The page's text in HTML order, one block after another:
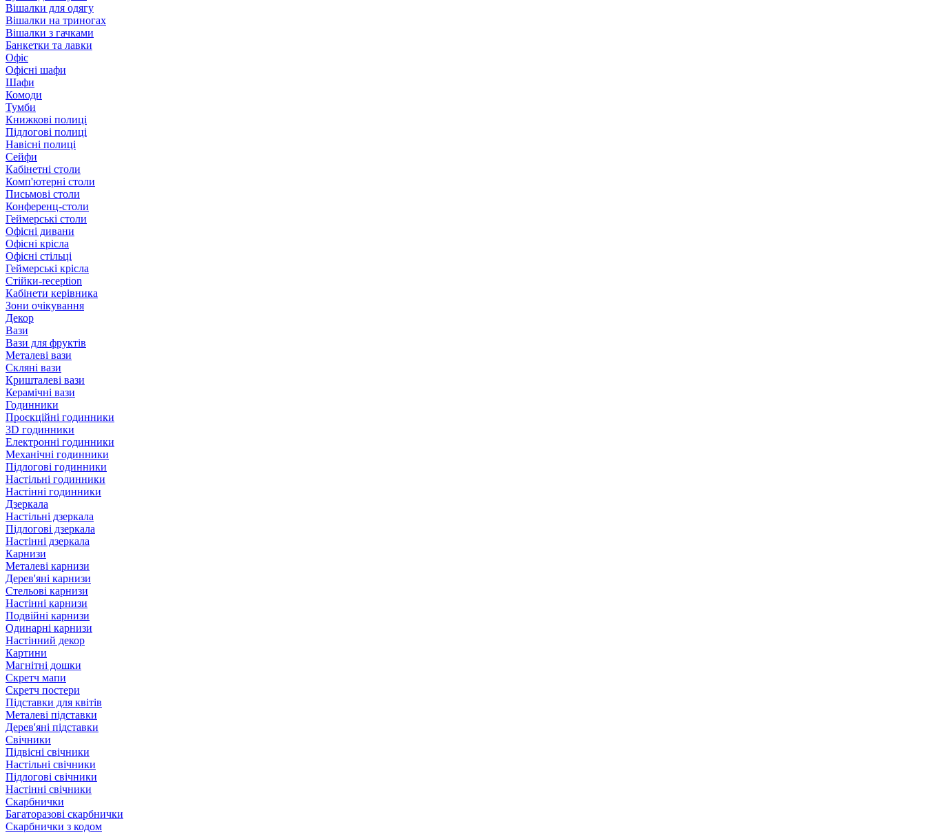
Вішалки для одягу
Вішалки на триногах
Вішалки з гачками
Банкетки та лавки
Офіс
Офісні шафи
Шафи
Комоди
Тумби
Книжкові полиці
Підлогові полиці
Навісні полиці
Сейфи
Кабінетні столи
Комп'ютерні столи
Письмові столи
Конференц-столи
Геймерські столи
Офісні дивани
Офісні крісла
Офісні стільці
Геймерські крісла
Стійки-reception
Кабінети керівника
Зони очікування
Декор
Вази
Вази для фруктів
Металеві вази
Скляні вази
Кришталеві вази
Керамічні вази
Годинники
Проєкційні годинники
3D годинники
Електронні годинники
Механічні годинники
Підлогові годинники
Настільні годинники
Настінні годинники
Дзеркала
Настільні дзеркала
Підлогові дзеркала
Настінні дзеркала
Карнизи
Металеві карнизи
Дерев'яні карнизи
Стельові карнизи
Настінні карнизи
Подвійні карнизи
Одинарні карнизи
Настінний декор
Картини
Магнітні дошки
Скретч мапи
Скретч постери
Підставки для квітів
Металеві підставки
Дерев'яні підставки
Свічники
Підвісні свічники
Настільні свічники
Підлогові свічники
Настінні свічники
Скарбнички
Багаторазові скарбнички
Скарбнички з кодом